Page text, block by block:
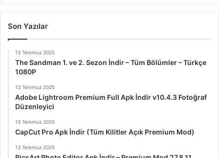
Son Yazılar
13 Temmuz 2025
The Sandman 1. ve 2. Sezon İndir – Tüm Bölümler – Türkçe
1080P
13 Temmuz 2025
Adobe Lightroom Premium Full Apk İndir v10.4.3 Fotoğraf
Düzenleyici
13 Temmuz 2025
CapCut Pro Apk İndir (Tüm Kilitler Açık Premium Mod)
13 Temmuz 2025